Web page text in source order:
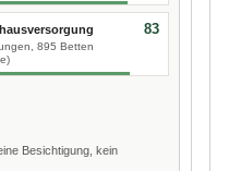
895 Betten
83
Besichtigung, kein